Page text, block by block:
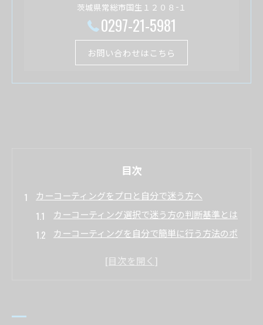
茨城県常総市国生１２０８−１
0297-21-5981
お問い合わせはこちら
目次
カーコーティングをプロと自分で迷う方へ
カーコーティング選択で迷う方の判断基準とは
カーコーティングを自分で簡単に行う方法のポ
プロと自分施工で失敗しないための注意点